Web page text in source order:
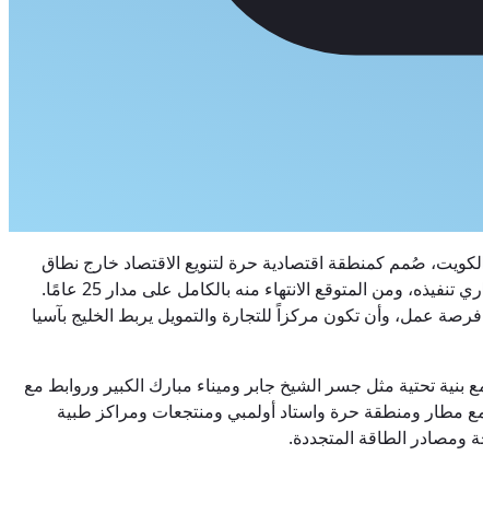
مساحة 250 كيلومترًا مربعًا في منطقة الصبية شمال الكويت، صُمم كمنطقة اقتصادية حرة لتنويع الاقتصاد خارج نطاق
النفط في إطار رؤية الكويت 2035. تشمل المرحلة الأولى جسر الشيخ جابر الأحمد الصباح المكتمل (افتتح عام 2019) وميناء مبارك الكبير الجاري تنفيذه، ومن المتوقع الانتهاء منه بالكامل على مدار 25 عامًا.
وتهدف المدينة التي تشرف عليها هيئة مدينة الحرير تحت إشراف نائب رئيس مجلس الوزراء إلى إيواء 700,000 ساكن، وخلق حوالي 450,000 فرصة عمل، وأن تكون مركزاً للتجارة والتمويل يربط الخليج بآسيا
تحتية مثل جسر الشيخ جابر وميناء مبارك الكبير وروابط مع
والتجاري والثقافي والترفيهي، مع مطار ومنطقة حرة واستاد أولمبي ومنتجعات ومراكز طبية
ومصادر الطاقة المتجددة.